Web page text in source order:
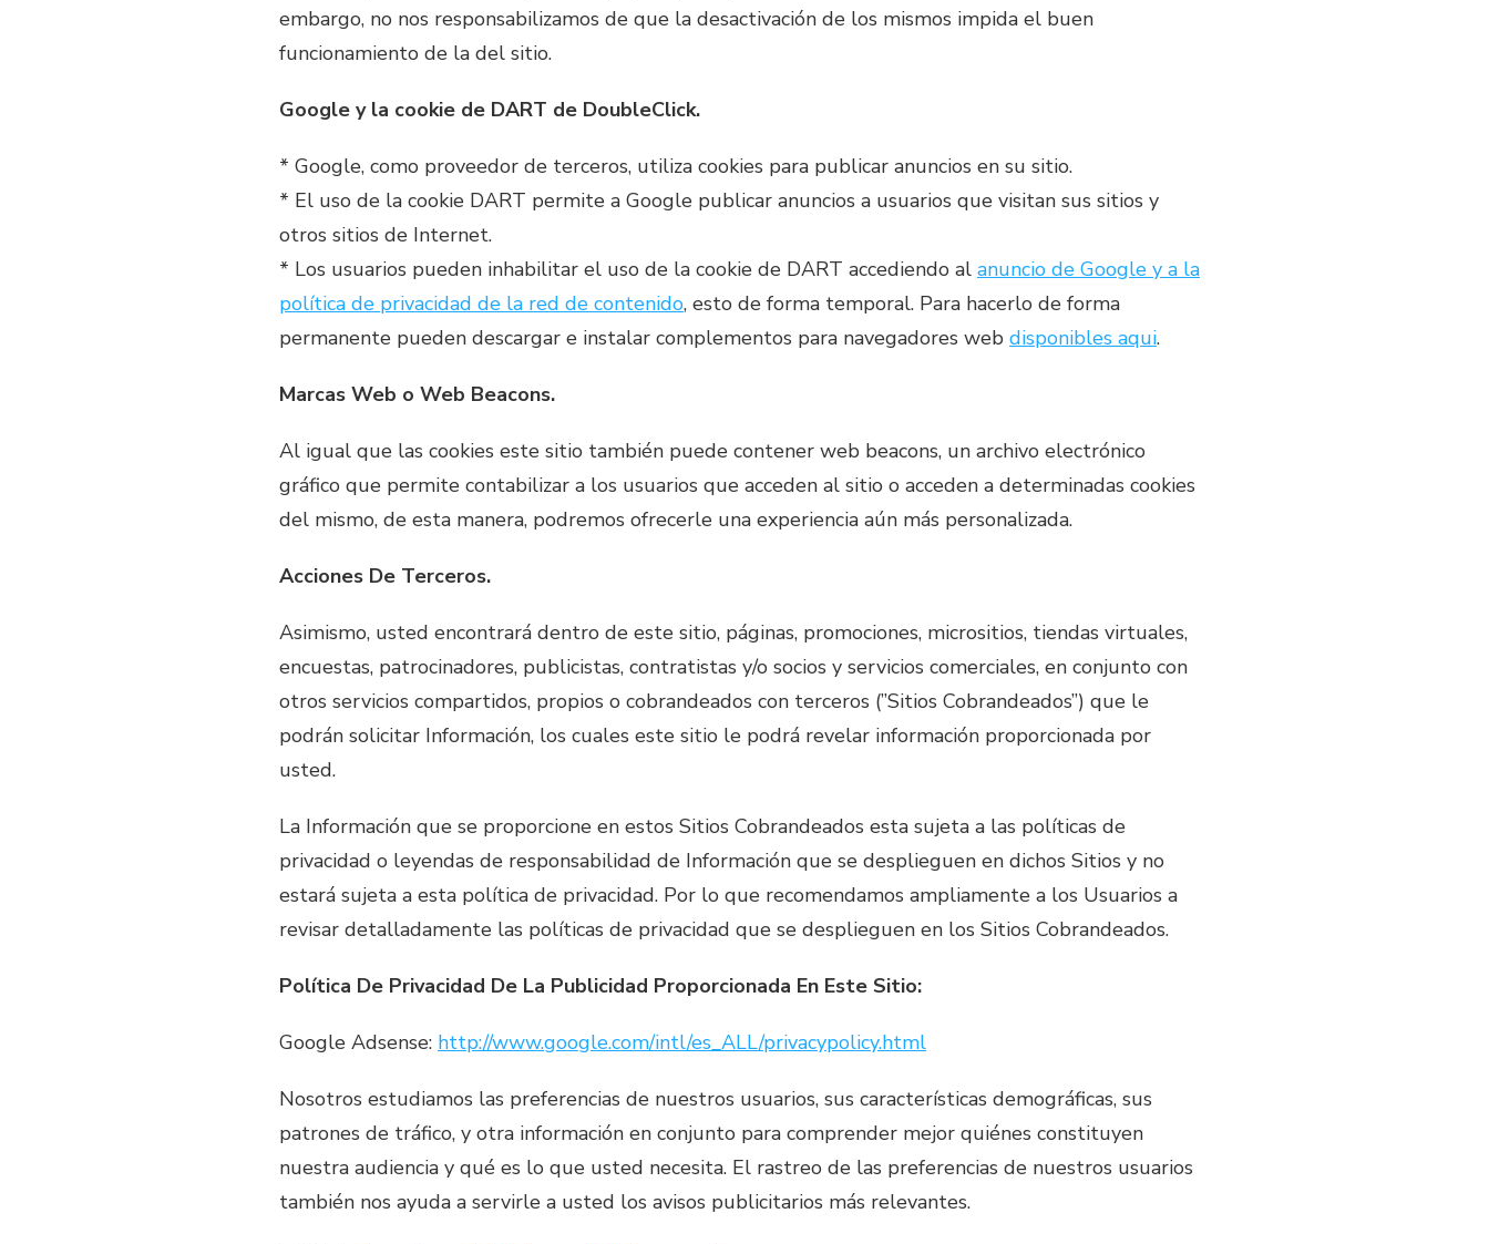
embargo, no nos responsabilizamos de que la desactivación de los mismos impida el buen
funcionamiento de la del sitio.
Google y la cookie de DART de DoubleClick.
* Google, como proveedor de terceros, utiliza cookies para publicar anuncios en su sitio.
* El uso de la cookie DART permite a Google publicar anuncios a usuarios que visitan sus sitios y
otros sitios de Internet.
* Los usuarios pueden inhabilitar el uso de la cookie de DART accediendo al anuncio de Google y a la
política de privacidad de la red de contenido, esto de forma temporal. Para hacerlo de forma
permanente pueden descargar e instalar complementos para navegadores web disponibles aqui.
Marcas Web o Web Beacons.
Al igual que las cookies este sitio también puede contener web beacons, un archivo electrónico
gráfico que permite contabilizar a los usuarios que acceden al sitio o acceden a determinadas cookies
del mismo, de esta manera, podremos ofrecerle una experiencia aún más personalizada.
Acciones De Terceros.
Asimismo, usted encontrará dentro de este sitio, páginas, promociones, micrositios, tiendas virtuales,
encuestas, patrocinadores, publicistas, contratistas y/o socios y servicios comerciales, en conjunto con
otros servicios compartidos, propios o cobrandeados con terceros (”Sitios Cobrandeados”) que le
podrán solicitar Información, los cuales este sitio le podrá revelar información proporcionada por
usted.
La Información que se proporcione en estos Sitios Cobrandeados esta sujeta a las políticas de
privacidad o leyendas de responsabilidad de Información que se desplieguen en dichos Sitios y no
estará sujeta a esta política de privacidad. Por lo que recomendamos ampliamente a los Usuarios a
revisar detalladamente las políticas de privacidad que se desplieguen en los Sitios Cobrandeados.
Política De Privacidad De La Publicidad Proporcionada En Este Sitio:
Google Adsense: http://www.google.com/intl/es_ALL/privacypolicy.html
Nosotros estudiamos las preferencias de nuestros usuarios, sus características demográficas, sus
patrones de tráfico, y otra información en conjunto para comprender mejor quiénes constituyen
nuestra audiencia y qué es lo que usted necesita. El rastreo de las preferencias de nuestros usuarios
también nos ayuda a servirle a usted los avisos publicitarios más relevantes.